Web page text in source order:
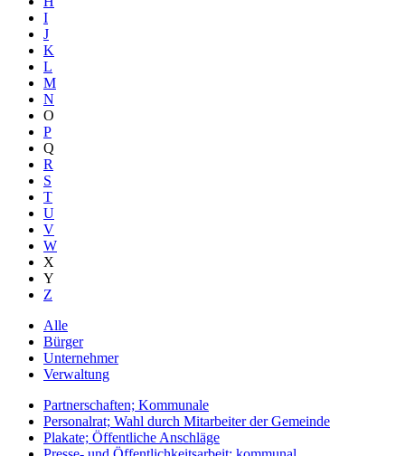
I
J
K
L
M
N
O
P
Q
R
S
T
U
V
W
X
Y
Z
Alle
Bürger
Unternehmer
Verwaltung
Partnerschaften; Kommunale
Personalrat; Wahl durch Mitarbeiter der Gemeinde
Plakate; Öffentliche Anschläge